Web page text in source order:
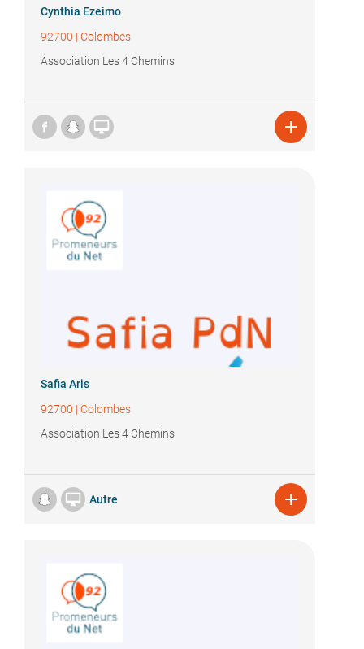
Cynthia Ezeimo
92700 | Colombes
Association Les 4 Chemins
 
Safia Aris
92700 | Colombes
Association Les 4 Chemins
 Autre 